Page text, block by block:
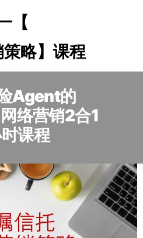
遗嘱信托
策略】课程
Agent的
网络营销2合1
课程